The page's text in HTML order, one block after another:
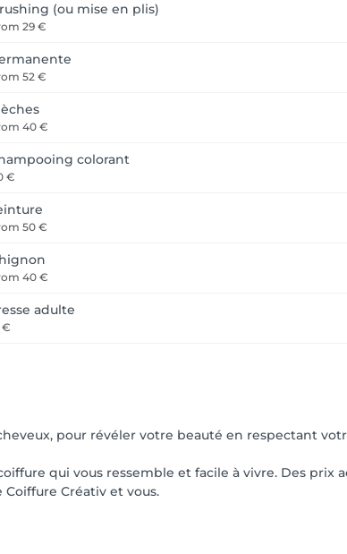
(ou mise en plis)
29 €
52 €
40 €
colorant
€
50 €
40 €
adulte
€
pour révéler votre beauté en respectant
qui vous ressemble et facile à vivre. Des prix
Créativ et vous.